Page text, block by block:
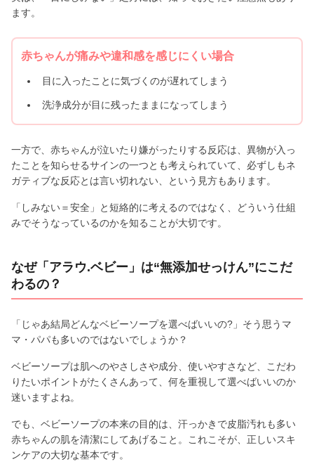
ます。
赤ちゃんが痛みや違和感を感じにくい場合
目に入ったことに気づくのが遅れてしまう
洗浄成分が目に残ったままになってしまう
一方で、赤ちゃんが泣いたり嫌がったりする反応は、異物が入っ
たことを知らせるサインの一つとも考えられていて、必ずしもネ
ガティブな反応とは言い切れない、という見方もあります。
「しみない＝安全」と短絡的に考えるのではなく、どういう仕組
みでそうなっているのかを知ることが大切です。
なぜ「アラウ.ベビー」は“無添加せっけん”にこだ
わるの？
「じゃあ結局どんなベビーソープを選べばいいの?」そう思うマ
マ・パパも多いのではないでしょうか？
ベビーソープは肌へのやさしさや成分、使いやすさなど、こだわ
りたいポイントがたくさんあって、何を重視して選べばいいのか
迷いますよね。
でも、ベビーソープの本来の目的は、汗っかきで皮脂汚れも多い
赤ちゃんの肌を清潔にしてあげること。これこそが、正しいスキ
ンケアの大切な基本です。